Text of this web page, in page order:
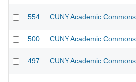
554 CUNY Academic Commons
500 CUNY Academic Commons
497 CUNY Academic Commons